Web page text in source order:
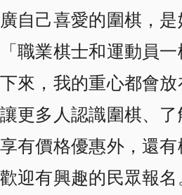
自己喜愛的圍棋，
職業棋士和運動員
來， 我的重心都會
更多人認識圍棋、
有價格優惠外，還
迎有興趣的民眾報